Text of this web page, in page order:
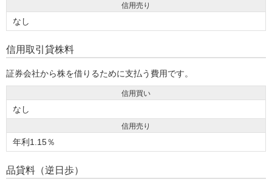
信用売り
なし
信用取引貸株料
証券会社から株を借りるために支払う費用です。
信用買い
なし
信用売り
年利1.15％
品貸料（逆日歩）